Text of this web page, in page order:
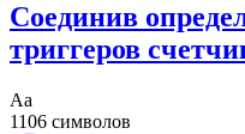
Соединив
триггеров
Аа
1106 символов